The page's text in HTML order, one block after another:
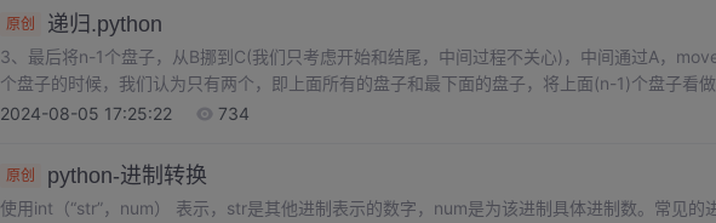
对数字。
原创 递归.python
3、最后将n-1个盘子，从B挪到C(我们只考虑开始和结尾，中间过程不关心)，中间通过A，
个盘子的时候，我们认为只有两个，即上面所有的盘子和最下面的盘子，将上面(n-1)个盘子看做
个盘子，从A挪到B，中间通过C来挪动，这就变成了递归的问题move(n-1,A,C,B)递归通常把一
调用自己，即称之为递归调用。
2024-08-05 17:25:22 734
原创 python-进制转换
使用int（“str”，num） 表示，str是其他进制表示的数字，num是为该进制具体进制数。常见的